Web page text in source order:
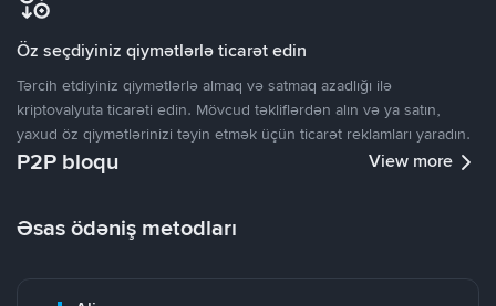
Öz seçdiyiniz qiymətlərlə ticarət edin
Tərcih etdiyiniz qiymətlərlə almaq və satmaq azadlığı ilə
kriptovalyuta ticarəti edin. Mövcud təkliflərdən alın və ya satın,
yaxud öz qiymətlərinizi təyin etmək üçün ticarət reklamları yaradın.
P2P bloqu View more
Əsas ödəniş metodları